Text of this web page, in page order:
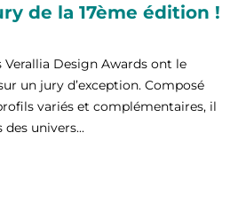
de la 17ème édition !
Verallia Design Awards ont le
un jury d’exception. Composé
variés et complémentaires, il
univers...